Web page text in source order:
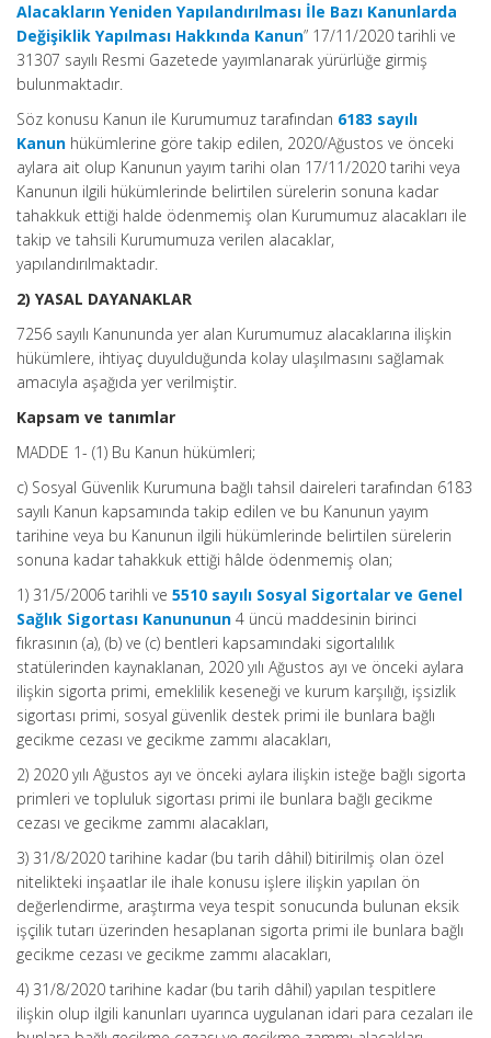
Alacakların Yeniden Yapılandırılması İle Bazı Kanunlarda
Değişiklik Yapılması Hakkında Kanun” 17/11/2020 tarihli ve
31307 sayılı Resmi Gazetede yayımlanarak yürürlüğe girmiş
bulunmaktadır.
Söz konusu Kanun ile Kurumumuz tarafından 6183 sayılı
Kanun hükümlerine göre takip edilen, 2020/Ağustos ve önceki
aylara ait olup Kanunun yayım tarihi olan 17/11/2020 tarihi veya
Kanunun ilgili hükümlerinde belirtilen sürelerin sonuna kadar
tahakkuk ettiği halde ödenmemiş olan Kurumumuz alacakları ile
takip ve tahsili Kurumumuza verilen alacaklar,
yapılandırılmaktadır.
2) YASAL DAYANAKLAR
7256 sayılı Kanununda yer alan Kurumumuz alacaklarına ilişkin
hükümlere, ihtiyaç duyulduğunda kolay ulaşılmasını sağlamak
amacıyla aşağıda yer verilmiştir.
Kapsam ve tanımlar
MADDE 1- (1) Bu Kanun hükümleri;
c) Sosyal Güvenlik Kurumuna bağlı tahsil daireleri tarafından 6183
sayılı Kanun kapsamında takip edilen ve bu Kanunun yayım
tarihine veya bu Kanunun ilgili hükümlerinde belirtilen sürelerin
sonuna kadar tahakkuk ettiği hâlde ödenmemiş olan;
1) 31/5/2006 tarihli ve 5510 sayılı Sosyal Sigortalar ve Genel
Sağlık Sigortası Kanununun 4 üncü maddesinin birinci
fıkrasının (a), (b) ve (c) bentleri kapsamındaki sigortalılık
statülerinden kaynaklanan, 2020 yılı Ağustos ayı ve önceki aylara
ilişkin sigorta primi, emeklilik keseneği ve kurum karşılığı, işsizlik
sigortası primi, sosyal güvenlik destek primi ile bunlara bağlı
gecikme cezası ve gecikme zammı alacakları,
2) 2020 yılı Ağustos ayı ve önceki aylara ilişkin isteğe bağlı sigorta
primleri ve topluluk sigortası primi ile bunlara bağlı gecikme
cezası ve gecikme zammı alacakları,
3) 31/8/2020 tarihine kadar (bu tarih dâhil) bitirilmiş olan özel
nitelikteki inşaatlar ile ihale konusu işlere ilişkin yapılan ön
değerlendirme, araştırma veya tespit sonucunda bulunan eksik
işçilik tutarı üzerinden hesaplanan sigorta primi ile bunlara bağlı
gecikme cezası ve gecikme zammı alacakları,
4) 31/8/2020 tarihine kadar (bu tarih dâhil) yapılan tespitlere
ilişkin olup ilgili kanunları uyarınca uygulanan idari para cezaları ile